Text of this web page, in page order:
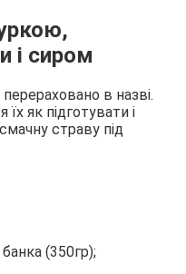
і сиром
в назві.
як підготувати і
страву під
(350гр);